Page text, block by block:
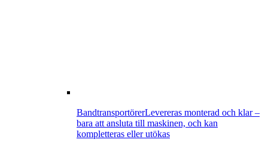
BandtransportörerLevereras monterad och klar –
bara att ansluta till maskinen, och kan
kompletteras eller utökas